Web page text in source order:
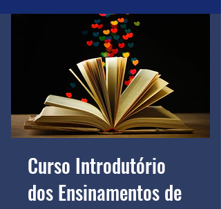
Curso Introdutório
dos Ensinamentos de